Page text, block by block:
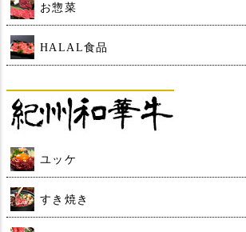
お惣菜
HALAL食品
ユッケ
すき焼き